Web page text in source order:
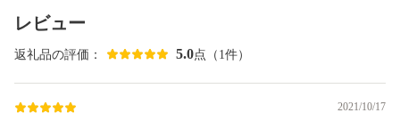
レビュー
返礼品の評価： 5.0点（1件）
2021/10/17